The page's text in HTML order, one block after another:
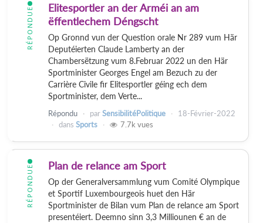
RÉPONDUE
Elitesportler an der Arméi an am
ëffentlechem Déngscht
Op Gronnd vun der Question orale Nr 289 vum Här
Deputéierten Claude Lamberty an der
Chambersëtzung vum 8.Februar 2022 un den Här
Sportminister Georges Engel am Bezuch zu der
Carrière Civile fir Elitesportler géing ech dem
Sportminister, dem Verte...
Répondu parSensibilitéPolitique
18-Février-2022
dansSports 7.7k vues
RÉPONDUE Plan de relance am Sport
Op der Generalversammlung vum Comité Olympique
et Sportif Luxembourgeois huet den Här
Sportminister de Bilan vum Plan de relance am Sport
presentéiert. Deemno sinn 3,3 Milliounen € an de